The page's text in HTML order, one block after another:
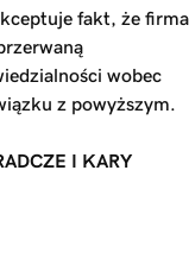
fakt, że firma
wobec
z powyższym.
I KARY